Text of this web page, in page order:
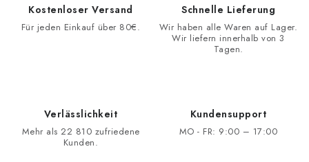
Kostenloser Versand
Für jeden Einkauf über 80€.
Schnelle Lieferung
Wir haben alle Waren auf Lager.
Wir liefern innerhalb von 3
Tagen.
Verlässlichkeit
Mehr als 22 810 zufriedene
Kunden.
Kundensupport
MO - FR: 9:00 – 17:00